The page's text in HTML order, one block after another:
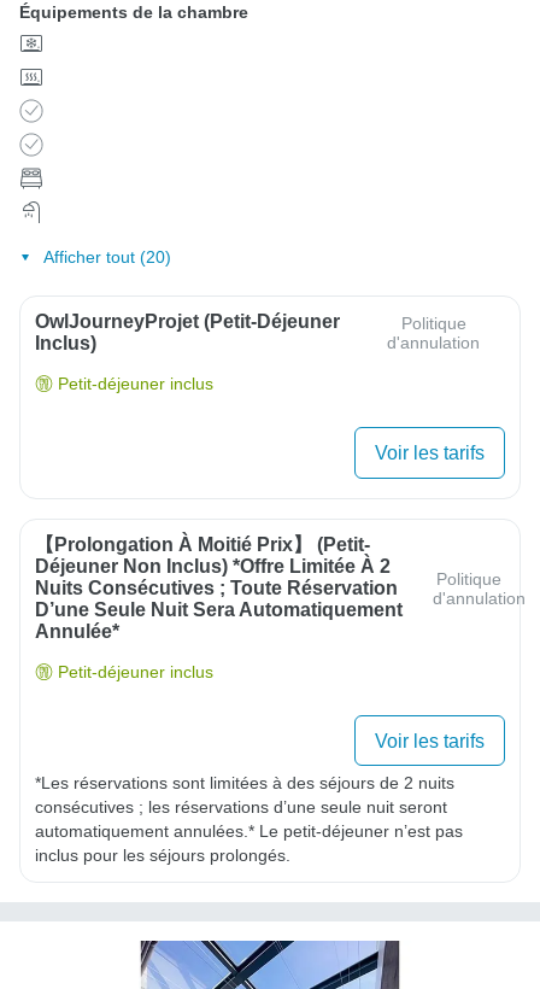
Équipements de la chambre
Afficher tout (20)
OwlJourneyProjet (petit-Déjeuner
Inclus)
Politique
d'annulation
Petit-déjeuner inclus
Voir les tarifs
【Prolongation À Moitié Prix】 (Petit-
Déjeuner Non Inclus) *Offre Limitée À 2
Nuits Consécutives ; Toute Réservation
D’une Seule Nuit Sera Automatiquement
Annulée*
Politique
d'annulation
Petit-déjeuner inclus
Voir les tarifs
*Les réservations sont limitées à des séjours de 2 nuits
consécutives ; les réservations d’une seule nuit seront
automatiquement annulées.* Le petit-déjeuner n’est pas
inclus pour les séjours prolongés.